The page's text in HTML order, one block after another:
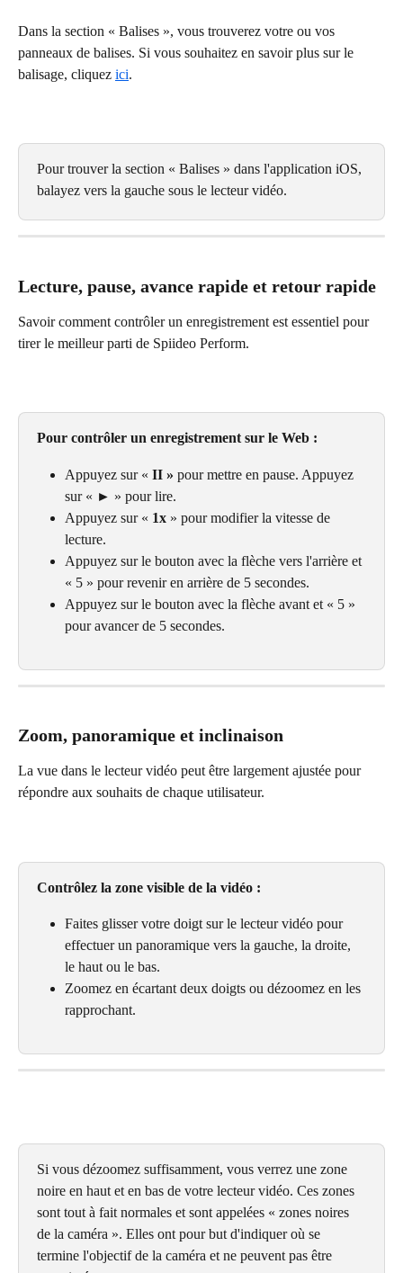
Dans la section « Balises », vous trouverez votre ou vos
panneaux de balises. Si vous souhaitez en savoir plus sur le
balisage, cliquez ici.
Pour trouver la section « Balises » dans l'application iOS,
balayez vers la gauche sous le lecteur vidéo.
Lecture, pause, avance rapide et retour rapide
Savoir comment contrôler un enregistrement est essentiel pour
tirer le meilleur parti de Spiideo Perform.
Pour contrôler un enregistrement sur le Web :
Appuyez sur « II » pour mettre en pause. Appuyez
sur « ► » pour lire.
Appuyez sur « 1x » pour modifier la vitesse de
lecture.
Appuyez sur le bouton avec la flèche vers l'arrière et
« 5 » pour revenir en arrière de 5 secondes.
Appuyez sur le bouton avec la flèche avant et « 5 »
pour avancer de 5 secondes.
Zoom, panoramique et inclinaison
La vue dans le lecteur vidéo peut être largement ajustée pour
répondre aux souhaits de chaque utilisateur.
Contrôlez la zone visible de la vidéo :
Faites glisser votre doigt sur le lecteur vidéo pour
effectuer un panoramique vers la gauche, la droite,
le haut ou le bas.
Zoomez en écartant deux doigts ou dézoomez en les
rapprochant.
Si vous dézoomez suffisamment, vous verrez une zone
noire en haut et en bas de votre lecteur vidéo. Ces zones
sont tout à fait normales et sont appelées « zones noires
de la caméra ». Elles ont pour but d'indiquer où se
termine l'objectif de la caméra et ne peuvent pas être